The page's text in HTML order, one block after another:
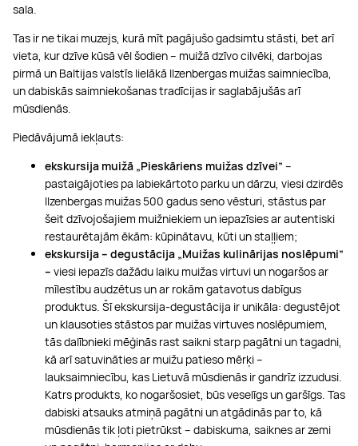
sala.
Tas ir ne tikai muzejs, kurā mīt pagājušo gadsimtu stāsti, bet arī
vieta, kur dzīve kūsā vēl šodien – muižā dzīvo cilvēki, darbojas
pirmā un Baltijas valstīs lielākā Ilzenbergas muižas saimniecība,
un dabiskās saimniekošanas tradīcijas ir saglabājušās arī
mūsdienās.
Piedāvājumā iekļauts:
ekskursija muižā „Pieskāriens muižas dzīvei” –
pastaigājoties pa labiekārtoto parku un dārzu, viesi dzirdēs
Ilzenbergas muižas 500 gadus seno vēsturi, stāstus par
šeit dzīvojošajiem muižniekiem un iepazīsies ar autentiski
restaurētajām ēkām: kūpinātavu, kūti un staļļiem;
ekskursija – degustācija „Muižas kulinārijas noslēpumi”
– viesi iepazīs dažādu laiku muižas virtuvi un nogaršos ar
mīlestību audzētus un ar rokām gatavotus dabīgus
produktus. Šī ekskursija-degustācija ir unikāla: degustējot
un klausoties stāstos par muižas virtuves noslēpumiem,
tās dalībnieki mēģinās rast saikni starp pagātni un tagadni,
kā arī satuvināties ar muižu patieso mērķi –
lauksaimniecību, kas Lietuvā mūsdienās ir gandrīz izzudusi.
Katrs produkts, ko nogaršosiet, būs veselīgs un garšīgs. Tas
dabiski atsauks atmiņā pagātni un atgādinās par to, kā
mūsdienās tik ļoti pietrūkst – dabiskuma, saiknes ar zemi